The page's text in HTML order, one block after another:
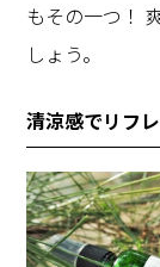
もその一つ！
しょう。
清涼感でリフ